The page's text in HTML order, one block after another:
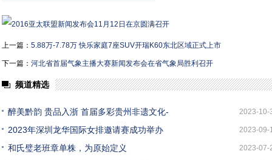
上一篇： 5.88万-7.78万 快乐家庭7座SUV开瑞K60东北区域正式上市
下一篇： 河北省首届气象主播大赛新闻发布会在省气象局胜利召开
频道精选
醉美黔韵 贵品入浙 首届多彩贵州非遗文化- 2023-10-
2023年深圳龙华国际女排邀请赛成功举办 2023-09-
和氏璧老班章单株，为原始定义 2023-07-